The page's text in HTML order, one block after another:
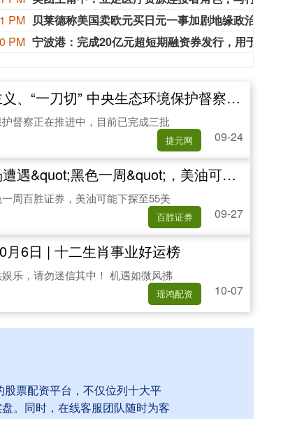
PM
PM
刀切” 中央生态环境保护督察切实为基层减负
09-24
督察正在推进中，目前已完成三批
捷元网
黑色一周&quot;，美油可能下探至55美元？！
09-27
周百胜证券，美油可能下探至55美
百胜证券
月6日 | 十二生肖事业好运榜
10-07
乐，请勿迷信其中！ 机遇如微风拂
瑶鸿配资
票配资平台，不仅位列十大平
。同时，在线客服团队随时为客